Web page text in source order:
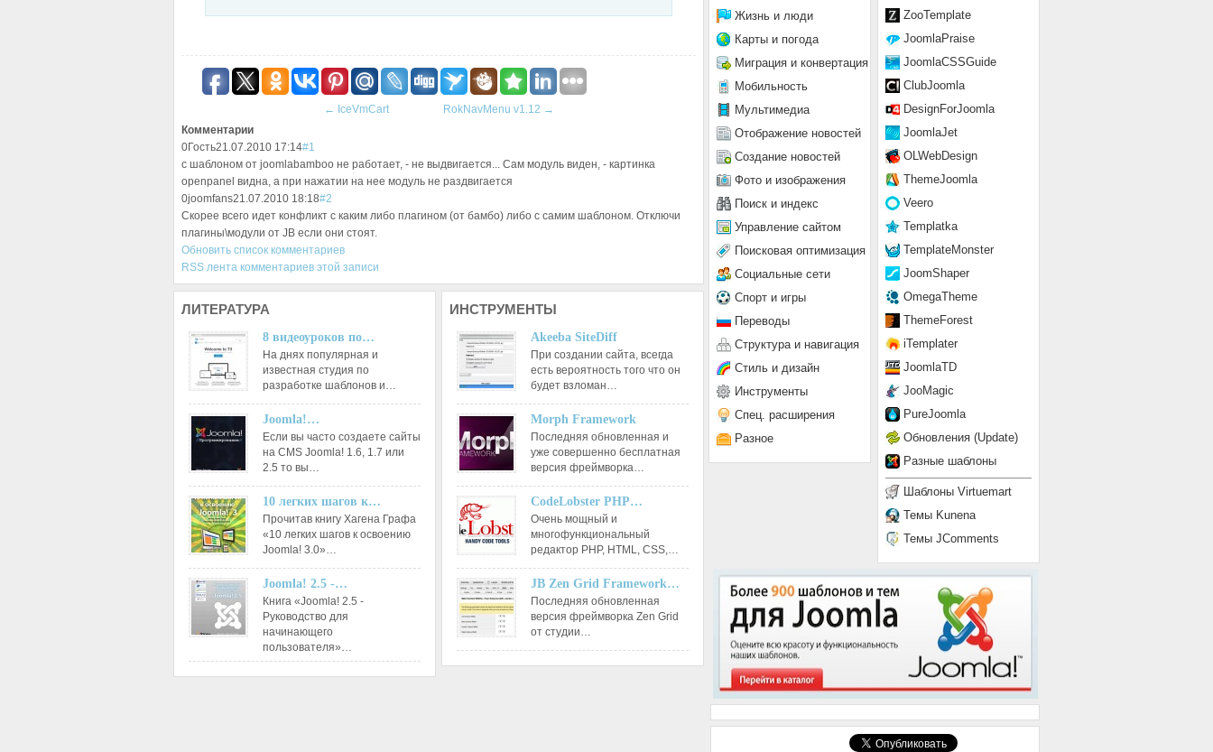
← IceVmCart RokNavMenu v1.12 →
Комментарии
0Гость21.07.2010 17:14#1
с шаблоном от joomlabamboo не работает, - не выдвигается... Сам модуль виден, - картинка
openpanel видна, а при нажатии на нее модуль не раздвигается
0joomfans21.07.2010 18:18#2
Скорее всего идет конфликт с каким либо плагином (от бамбо) либо с самим шаблоном. Отключи
плагины\модули от JB если они стоят.
Обновить список комментариев
RSS лента комментариев этой записи
ЛИТЕРАТУРА
8 видеоуроков по…
На днях популярная и
известная студия по
разработке шаблонов и…
Joomla!…
Если вы часто создаете сайты
на CMS Joomla! 1.6, 1.7 или
2.5 то вы…
10 легких шагов к…
Прочитав книгу Хагена Графа
«10 легких шагов к освоению
Joomla! 3.0»…
Joomla! 2.5 -…
Книга «Joomla! 2.5 -
Руководство для
начинающего
пользователя»…
ИНСТРУМЕНТЫ
Akeeba SiteDiff
При создании сайта, всегда
есть вероятность того что он
будет взломан…
Morph Framework
Последняя обновленная и
уже совершенно бесплатная
версия фреймворка…
CodeLobster PHP…
Очень мощный и
многофункциональный
редактор РНР, HTML, CSS,…
JB Zen Grid Framework…
Последняя обновленная
версия фреймворка Zen Grid
от студии…
ZooTemplate
JoomlaPraise
JoomlaCSSGuide
ClubJoomla
DesignForJoomla
JoomlaJet
OLWebDesign
ThemeJoomla
Veero
Templatka
TemplateMonster
JoomShaper
OmegaTheme
ThemeForest
iTemplater
JoomlaTD
JooMagic
PureJoomla
Обновления (Update)
Разные шаблоны
Шаблоны Virtuemart
Темы Kunena
Темы JComments
Жизнь и люди
Карты и погода
Миграция и конвертация
Мобильность
Мультимедиа
Отображение новостей
Создание новостей
Фото и изображения
Поиск и индекс
Управление сайтом
Поисковая оптимизация
Социальные сети
Спорт и игры
Переводы
Структура и навигация
Стиль и дизайн
Инструменты
Спец. расширения
Разное